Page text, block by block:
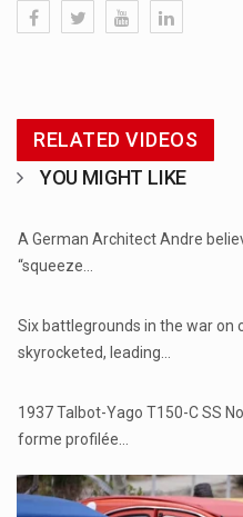
RELATED VIDEOS
YOU MIGHT LIKE
A German Architect Andre
“squeeze…
Six battlegrounds in the war on
skyrocketed, leading…
1937 Talbot-Yago T150-C SS
forme profilée…